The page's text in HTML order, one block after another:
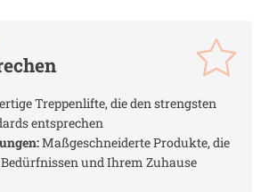
Treppenlifte, die den strengsten
entsprechen
Maßgeschneiderte Produkte, die
und Ihrem Zuhause